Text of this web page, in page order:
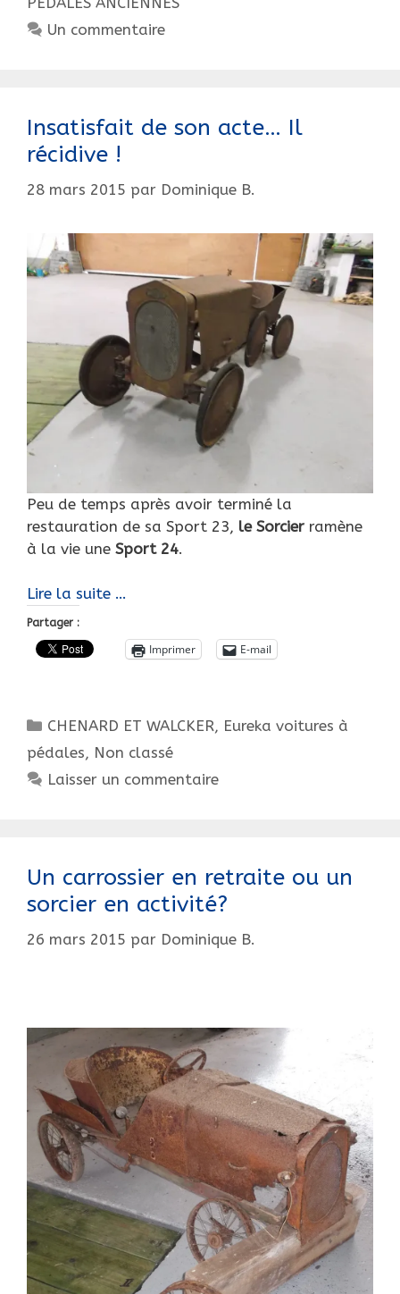
Un commentaire
Insatisfait de son acte… Il
récidive !
28 mars 2015 par Dominique B.
Peu de temps après avoir terminé la
restauration de sa Sport 23, le Sorcier ramène
à la vie une Sport 24.
Lire la suite …
son
acte…
!
Partager :
Imprimer E-mail
Catégories
CHENARD ET WALCKER, Eureka voitures à
pédales, Non classé
Laisser un commentaire
Un carrossier en retraite ou un
sorcier en activité?
26 mars 2015 par Dominique B.